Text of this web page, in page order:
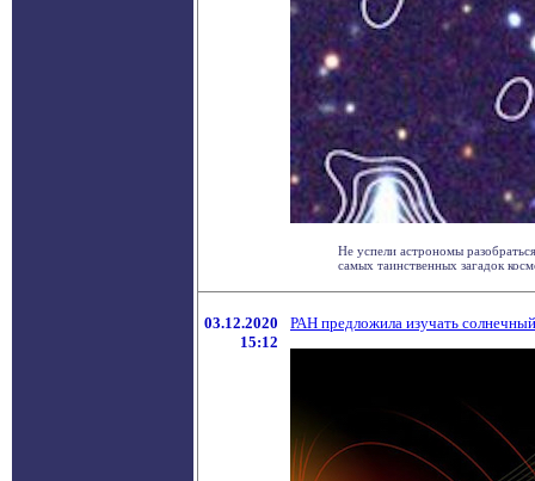
Не успели астрономы
самых таинственных загадок
03.12.2020
15:12
РАН предложила изучать